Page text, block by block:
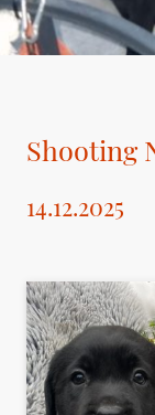
Shooting
14.12.2025